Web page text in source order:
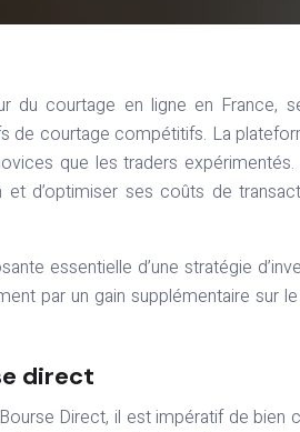
du courtage en ligne en France,
de courtage compétitifs. La
que les traders expérimentés.
d’optimiser ses coûts de
essentielle d’une stratégie
par un gain supplémentaire sur
direct
Direct, il est impératif de bien